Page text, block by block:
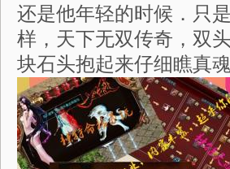
还是他年轻的时候．只
样，天下无双传奇，双
块石头抱起来仔细瞧真